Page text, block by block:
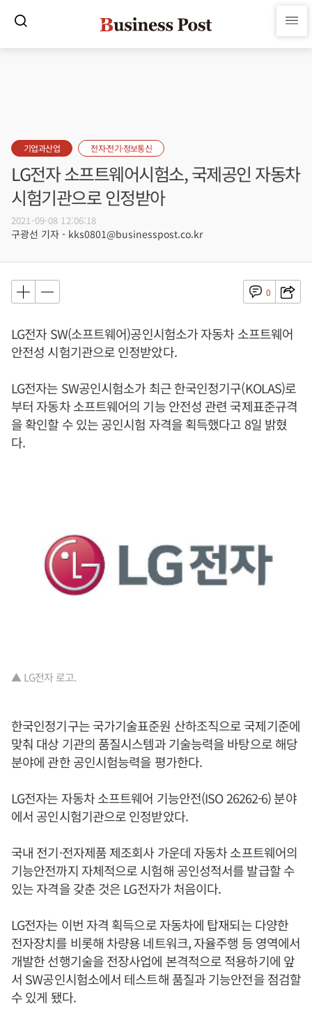
기업과산업 전자·전기·정보통신
LG전자 소프트웨어시험소, 국제공인 자동차
시험기관으로 인정받아
2021-09-08 12:06:18
구광선 기자 - kks0801@businesspost.co.kr
0
LG전자 SW(소프트웨어)공인시험소가 자동차 소프트웨어
안전성 시험기관으로 인정받았다.
LG전자는 SW공인시험소가 최근 한국인정기구(KOLAS)로
부터 자동차 소프트웨어의 기능 안전성 관련 국제표준규격
을 확인할 수 있는 공인시험 자격을 획득했다고 8일 밝혔
다.
▲ LG전자 로고.
한국인정기구는 국가기술표준원 산하조직으로 국제기준에
맞춰 대상 기관의 품질시스템과 기술능력을 바탕으로 해당
분야에 관한 공인시험능력을 평가한다.
LG전자는 자동차 소프트웨어 기능안전(ISO 26262-6) 분야
에서 공인시험기관으로 인정받았다.
국내 전기·전자제품 제조회사 가운데 자동차 소프트웨어의
기능안전까지 자체적으로 시험해 공인성적서를 발급할 수
있는 자격을 갖춘 것은 LG전자가 처음이다.
LG전자는 이번 자격 획득으로 자동차에 탑재되는 다양한
전자장치를 비롯해 차량용 네트워크, 자율주행 등 영역에서
개발한 선행기술을 전장사업에 본격적으로 적용하기에 앞
서 SW공인시험소에서 테스트해 품질과 기능안전을 점검할
수 있게 됐다.